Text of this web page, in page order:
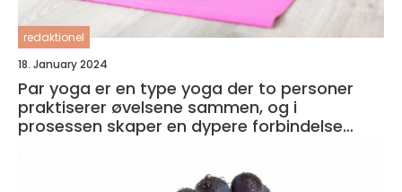
redaktionel
18. January 2024
Par yoga er en type yoga der to personer
praktiserer øvelsene sammen, og i
prosessen skaper en dypere forbindelse